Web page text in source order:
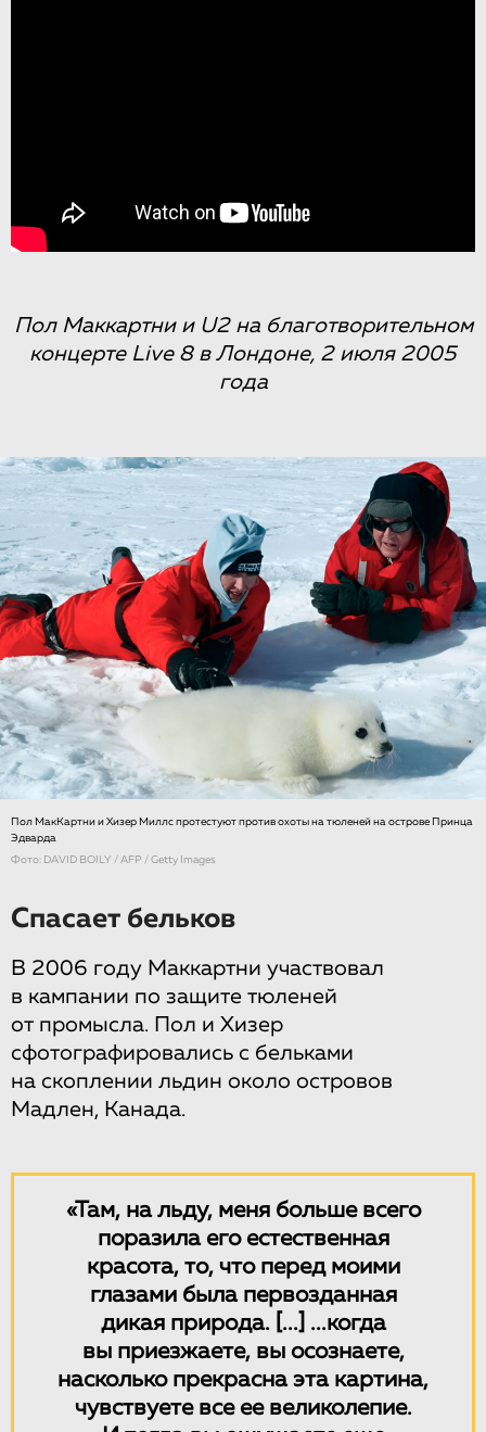
Пол Маккартни и U2 на благотворительном
концерте Live 8 в Лондоне, 2 июля 2005
года
Пол МакКартни и Хизер Миллс протестуют против охоты на тюленей на острове Принца
Эдварда
Фото: DAVID BOILY / AFP / Getty Images
Спасает бельков
В 2006 году Маккартни участвовал
в кампании по защите тюленей
от промысла. Пол и Хизер
сфотографировались с бельками
на скоплении льдин около островов
Мадлен, Канада.
«Там, на льду, меня больше всего
поразила его естественная
красота, то, что перед моими
глазами была первозданная
дикая природа. [...] ...когда
вы приезжаете, вы осознаете,
насколько прекрасна эта картина,
чувствуете все ее великолепие.